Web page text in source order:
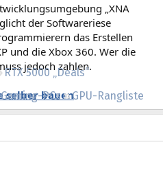
RTX 5000 „Deals“
PCs
GPU-Rangliste
„XNA
der Softwareriese
das Erstellen
und die Xbox 360. Wer die
jedoch zahlen.
selber bauen